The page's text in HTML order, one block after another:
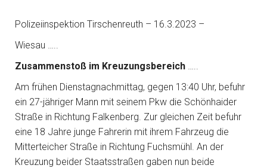
Nutzen Sie aktuelle Angebote Ihrer
Wochenangebot! maxhütte-haidhof
Polizeiinspektion Tirschenreuth – 16.3.2023 –
Wiesau …..
Zusammenstoß im Kreuzungsbereich …..
Am frühen Dienstagnachmittag, gegen 13:40 Uhr, befuhr
ein 27-jähriger Mann mit seinem Pkw die Schönhaider
Straße in Richtung Falkenberg. Zur gleichen Zeit befuhr
eine 18 Jahre junge Fahrerin mit ihrem Fahrzeug die
Mitterteicher Straße in Richtung Fuchsmühl. An der
Kreuzung beider Staatsstraßen gaben nun beide